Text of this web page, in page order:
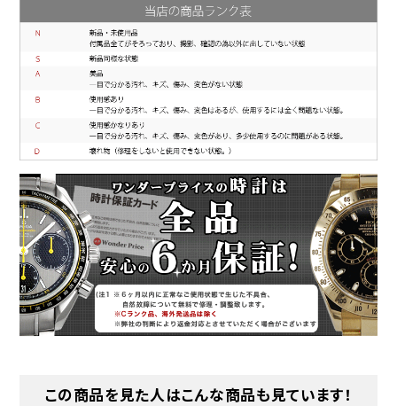
この商品を見た人はこんな商品も見ています！